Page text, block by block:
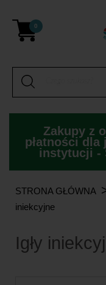
0
Zakupy z
płatności dla
instytucji -
STRONA GŁÓWNA
iniekcyjne
Igły